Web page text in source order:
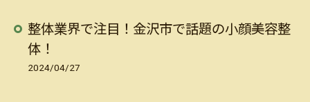
整体業界で注目！金沢市で話題の小顔美容整
体！
2024/04/27